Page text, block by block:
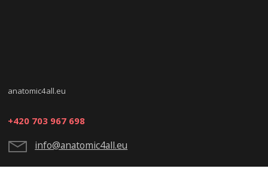
anatomic4all.eu
+420 703 967 698
info@anatomic4all.eu